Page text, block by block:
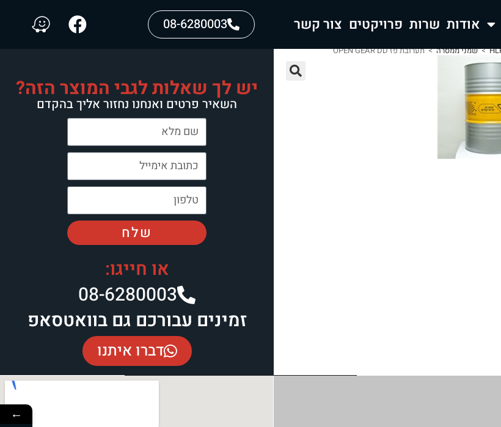
אודות שרות פרויקטים צור קשר 08-6280003
> שמני ממסרה > תערובת פז OPEN GEAR DD
יש לך שאלות לגבי המוצר הזה?
השאיר פרטים ואנחנו נחזור אליך בהקדם
שלח
או חייגו:
08-6280003​
זמינים עבורכם גם בוואטסאפ
דברו איתנו
←